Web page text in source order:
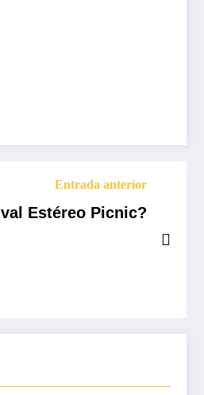
Entrada anterior
Estéreo Picnic?